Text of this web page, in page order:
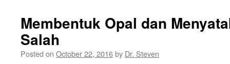
Membentuk Opal dan
Salah
Posted on October 22, 2016by Dr. Steven